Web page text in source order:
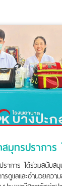
าการ ได้ร่วมสนับส
ดูแลและอำนวยควา